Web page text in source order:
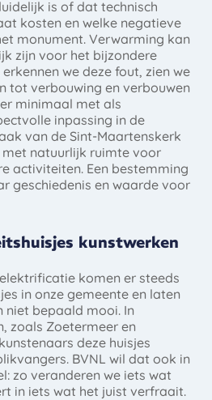
is of dat technisch
kosten en welke negatieve
monument. Verwarming kan
zijn voor het bijzondere
we deze fout, zien we
tot verbouwing en verbouwen
minimaal met als
inpassing in de
van de Sint-Maartenskerk
natuurlijk ruimte voor
activiteiten. Een bestemming
geschiedenis en waarde voor
kunstwerken
komen er steeds
in onze gemeente en laten
niet bepaald mooi. In
zoals Zoetermeer en
deze huisjes
BVNL wil dat ook in
zo veranderen we iets wat
in iets wat het juist verfraait.